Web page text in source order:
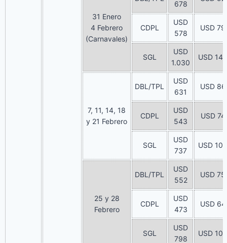
31 Enero
4 Febrero
(Carnavales)
678
CDPL
USD
578
USD 79
SGL
USD
1.030
USD 140
7, 11, 14, 18
y 21 Febrero
DBL/TPL
USD
631
USD 86
CDPL
USD
543
USD 74
SGL
USD
737
USD 100
25 y 28
Febrero
DBL/TPL
USD
552
USD 75
CDPL
USD
473
USD 64
SGL
USD
798
USD 109